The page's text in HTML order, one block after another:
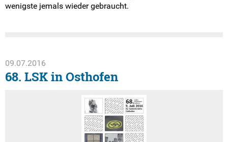
wenigste jemals wieder gebraucht.
09.07.2016
68. LSK in Osthofen